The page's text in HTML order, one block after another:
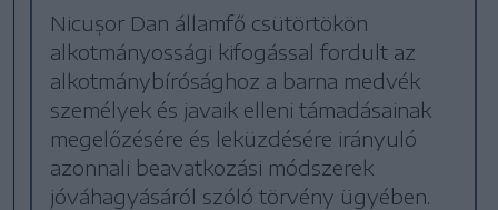
Nicușor Dan államfő csütörtökön
alkotmányossági kifogással fordult az
alkotmánybírósághoz a barna medvék
személyek és javaik elleni támadásainak
megelőzésére és leküzdésére irányuló
azonnali beavatkozási módszerek
jóváhagyásáról szóló törvény ügyében.